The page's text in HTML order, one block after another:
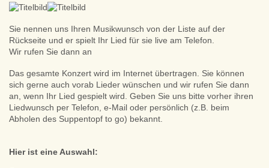
Sie nennen uns Ihren Musikwunsch von der Liste auf der
Rückseite und er spielt Ihr Lied für sie live am Telefon.
Wir rufen Sie dann an
Das gesamte Konzert wird im Internet übertragen. Sie können
sich gerne auch vorab Lieder wünschen und wir rufen Sie dann
an, wenn Ihr Lied gespielt wird. Geben Sie uns bitte vorher ihren
Liedwunsch per Telefon, e-Mail oder persönlich (z.B. beim
Abholen des Suppentopf to go) bekannt.
Hier ist eine Auswahl: